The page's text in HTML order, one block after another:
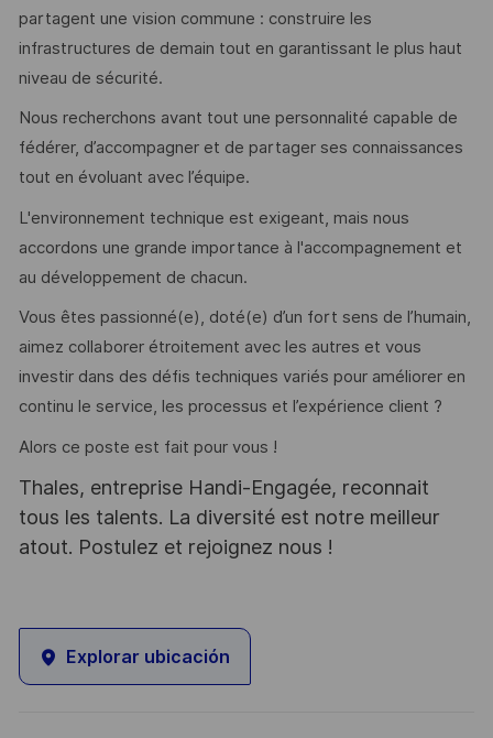
partagent une vision commune : construire les
infrastructures de demain tout en garantissant le plus haut
niveau de sécurité.
Nous recherchons avant tout une personnalité capable de
fédérer, d’accompagner et de partager ses connaissances
tout en évoluant avec l’équipe.
L'environnement technique est exigeant, mais nous
accordons une grande importance à l'accompagnement et
au développement de chacun.
Vous êtes passionné(e), doté(e) d’un fort sens de l’humain,
aimez collaborer étroitement avec les autres et vous
investir dans des défis techniques variés pour améliorer en
continu le service, les processus et l’expérience client ?
Alors ce poste est fait pour vous !
Thales, entreprise Handi-Engagée, reconnait
tous les talents. La diversité est notre meilleur
atout. Postulez et rejoignez nous !
Explorar ubicación